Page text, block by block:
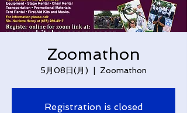
Zoomathon
5月08日(月) Zoomathon
Registration is closed